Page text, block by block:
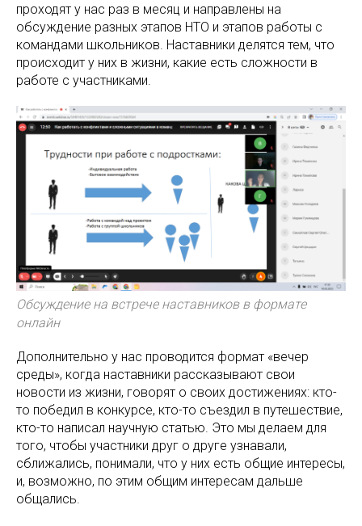
проходят у нас раз в месяц и направлены на
обсуждение разных этапов НТО и этапов работы с
командами школьников. Наставники делятся тем, что
происходит у них в жизни, какие есть сложности в
работе с участниками.
Обсуждение на встрече наставников в формате
онлайн
Дополнительно у нас проводится формат «вечер
среды», когда наставники рассказывают свои
новости из жизни, говорят о своих достижениях: кто-
то победил в конкурсе, кто-то съездил в путешествие,
кто-то написал научную статью. Это мы делаем для
того, чтобы участники друг о друге узнавали,
сближались, понимали, что у них есть общие интересы,
и, возможно, по этим общим интересам дальше
общались.